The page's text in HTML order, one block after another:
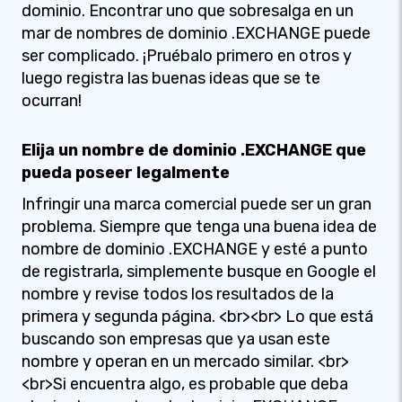
dominio. Encontrar uno que sobresalga en un
mar de nombres de dominio .EXCHANGE puede
ser complicado. ¡Pruébalo primero en otros y
luego registra las buenas ideas que se te
ocurran!
Elija un nombre de dominio .EXCHANGE que
pueda poseer legalmente
Infringir una marca comercial puede ser un gran
problema. Siempre que tenga una buena idea de
nombre de dominio .EXCHANGE y esté a punto
de registrarla, simplemente busque en Google el
nombre y revise todos los resultados de la
primera y segunda página. <br><br> Lo que está
buscando son empresas que ya usan este
nombre y operan en un mercado similar. <br>
<br>Si encuentra algo, es probable que deba